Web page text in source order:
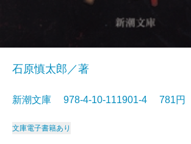
石原慎太郎／著
新潮文庫 978-4-10-111901-4 781円
文庫電子書籍あり